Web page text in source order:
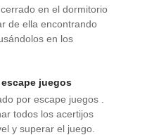
en el dormitorio
de ella encontrando
en los
juegos
por escape juegos .
todos los acertijos
y superar el juego.